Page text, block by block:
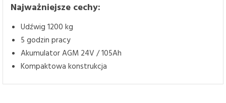
Najważniejsze cechy:
Udźwig 1200 kg
5 godzin pracy
Akumulator AGM 24V / 105Ah
Kompaktowa konstrukcja